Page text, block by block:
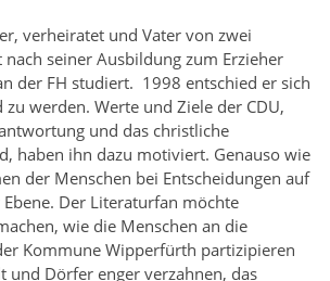
verheiratet und Vater von zwei
nach seiner Ausbildung zum Erzieher
der FH studiert. 1998 entschied er sich
zu werden. Werte und Ziele der CDU,
und das christliche
haben ihn dazu motiviert. Genauso wie
der Menschen bei Entscheidungen auf
Der Literaturfan möchte
wie die Menschen an die
Kommune Wipperfürth partizipieren
und Dörfer enger verzahnen, das